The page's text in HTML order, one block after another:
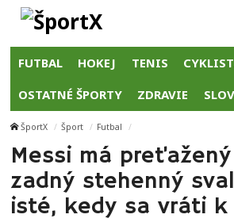
FUTBAL HOKEJ TENIS
OSTATNÉ ŠPORTY ZDRAVIE
ŠportX Šport Futbal
Messi má
zadný stehenný
isté, kedy sa vráti